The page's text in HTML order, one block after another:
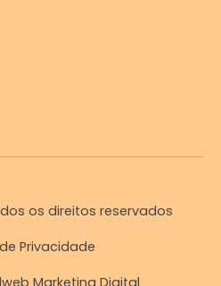
os direitos reservados
Privacidade
Marketing Digital